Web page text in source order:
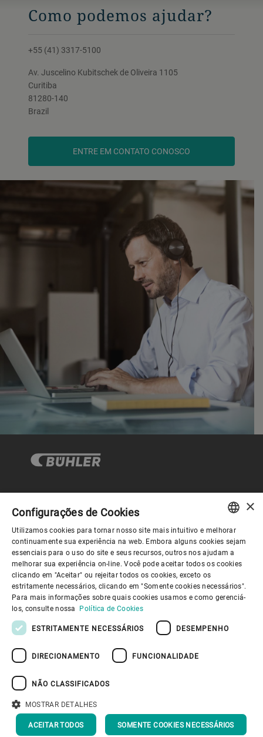
Como podemos ajudar?
+55 (41) 3317-5100
Av. Juscelino Kubitschek de Oliveira 1105
Curitiba
81280-140
Brazil
ENTRE EM CONTATO CONOSCO
Governança Corporativa
Sobre nós
Links úteis
Information Security
DE VOLTA AO TOPO
ENGLISH
SPANISH
GERMAN
FRENCH
×
Configurações de Cookies
Utilizamos cookies para tornar nosso site mais intuitivo e melhorar
continuamente sua experiência na web. Embora alguns cookies sejam
essenciais para o uso do site e seus recursos, outros nos ajudam a
melhorar sua experiência on-line. Você pode aceitar todos os cookies
clicando em "Aceitar" ou rejeitar todos os cookies, exceto os
estritamente necessários, clicando em "Somente cookies necessários".
Para mais informações sobre quais cookies usamos e como gerenciá-
los, consulte nossa Política de Cookies
ESTRITAMENTE NECESSÁRIOS DESEMPENHO
DIRECIONAMENTO FUNCIONALIDADE
NÃO CLASSIFICADOS
MOSTRAR DETALHES
ACEITAR TODOS SOMENTE COOKIES NECESSÁRIOS